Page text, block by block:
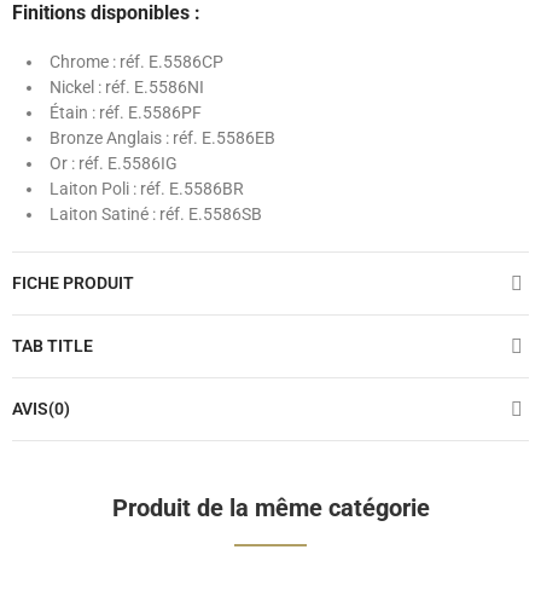
Finitions disponibles :
Chrome : réf. E.5586CP
Nickel : réf. E.5586NI
Étain : réf. E.5586PF
Bronze Anglais : réf. E.5586EB
Or : réf. E.5586IG
Laiton Poli : réf. E.5586BR
Laiton Satiné : réf. E.5586SB
FICHE PRODUIT
TAB TITLE
AVIS(0)
Produit de la même catégorie